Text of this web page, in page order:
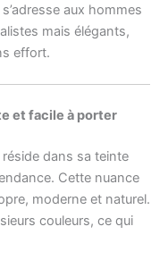
aux hommes
mais élégants,
effort.
et facile à porter
réside dans sa teinte
Cette nuance
moderne et naturel.
couleurs, ce qui